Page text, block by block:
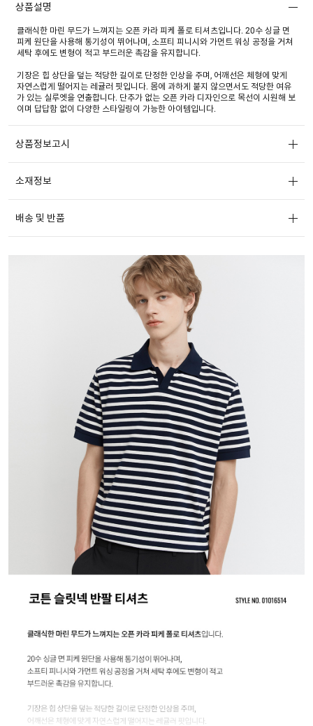
상품설명
클래식한 마린 무드가 느껴지는 오픈 카라 피케 폴로 티셔츠입니다. 20수 싱글 면
피케 원단을 사용해 통기성이 뛰어나며, 소프티 피니시와 가먼트 워싱 공정을 거쳐
세탁 후에도 변형이 적고 부드러운 촉감을 유지합니다.
기장은 힙 상단을 덮는 적당한 길이로 단정한 인상을 주며, 어깨선은 체형에 맞게
자연스럽게 떨어지는 레귤러 핏입니다. 몸에 과하게 붙지 않으면서도 적당한 여유
가 있는 실루엣을 연출합니다. 단추가 없는 오픈 카라 디자인으로 목선이 시원해 보
이며 답답함 없이 다양한 스타일링이 가능한 아이템입니다.
상품정보고시
소재정보
배송 및 반품